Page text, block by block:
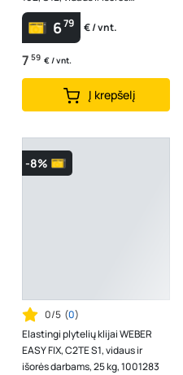
darbams, 25 kg
679 € / vnt.
7 59 € / vnt.
Į krepšelį
-8%
0/5 (0)
Elastingi plytelių klijai WEBER
EASY FIX, C2TE S1, vidaus ir
išorės darbams, 25 kg, 1001283